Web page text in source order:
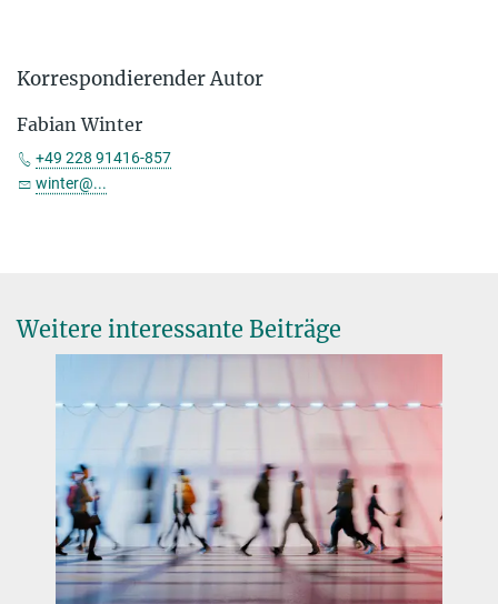
Korrespondierender Autor
Fabian Winter
+49 228 91416-857
winter@...
Weitere interessante Beiträge